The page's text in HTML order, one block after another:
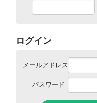
ログイン
メールアドレス
パスワード